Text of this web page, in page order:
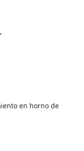
en horno de